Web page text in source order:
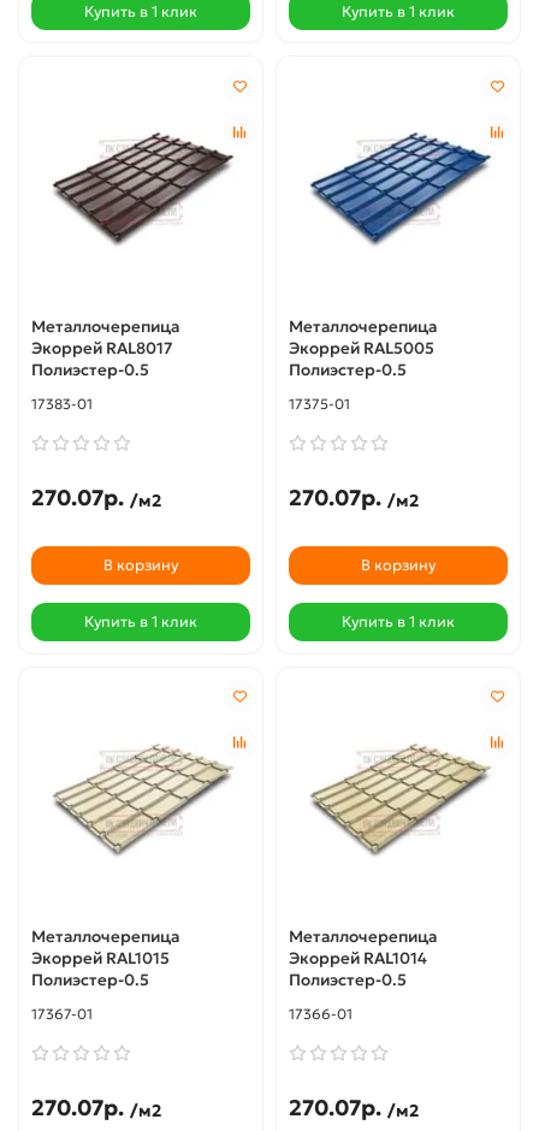
Купить в 1 клик Купить в 1 клик
Металлочерепица
Экоррей RAL8017
Полиэстер-0.5
17383-01
270.07р. /м2
В корзину
Купить в 1 клик
Металлочерепица
Экоррей RAL5005
Полиэстер-0.5
17375-01
270.07р. /м2
В корзину
Купить в 1 клик
Металлочерепица
Экоррей RAL1015
Полиэстер-0.5
17367-01
270.07р. /м2
Металлочерепица
Экоррей RAL1014
Полиэстер-0.5
17366-01
270.07р. /м2